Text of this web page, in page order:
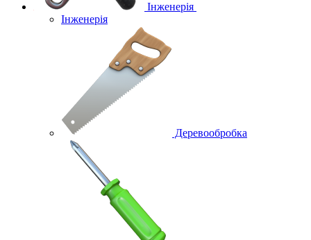
Інженерія
Інженерія
Деревообробка